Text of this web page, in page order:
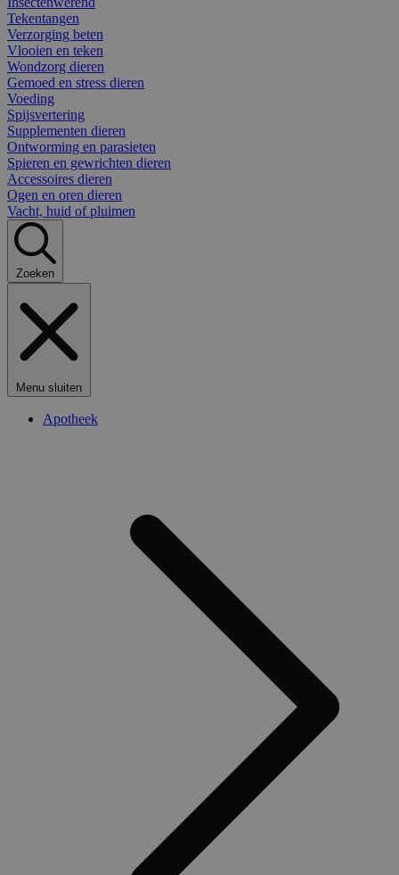
Tekentangen
Verzorging beten
Vlooien en teken
Wondzorg dieren
Gemoed en stress dieren
Voeding
Spijsvertering
Supplementen dieren
Ontworming en parasieten
Spieren en gewrichten dieren
Accessoires dieren
Ogen en oren dieren
Vacht, huid of pluimen
Zoeken
Menu sluiten
Apotheek